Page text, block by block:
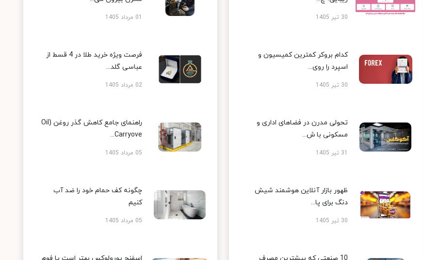
30 تیر 1405
کدام بروکر کمترین کمیسیون و
اسپرد را روی...
30 تیر 1405
تحولی مدرن در فضاهای اداری و
مسکونی با ش...
31 تیر 1405
ظهور بازار آنلاین هوشمند شیش
دنگ برای پا...
30 تیر 1405
01 مرداد 1405
فرصت ویژه خرید طلا در 4 قسط از
عباسی گلد...
02 مرداد 1405
راهنمای جامع کاهش گذر روغن (Oil
Carryove...
05 مرداد 1405
چگونه کف حمام خود را ضد آب
کنیم
05 مرداد 1405